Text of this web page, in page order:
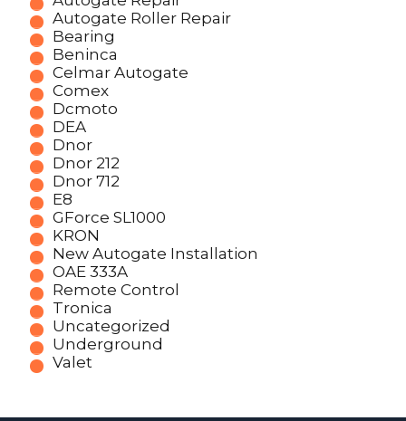
Autogate Roller Repair
Bearing
Beninca
Celmar Autogate
Comex
Dcmoto
DEA
Dnor
Dnor 212
Dnor 712
E8
GForce SL1000
KRON
New Autogate Installation
OAE 333A
Remote Control
Tronica
Uncategorized
Underground
Valet